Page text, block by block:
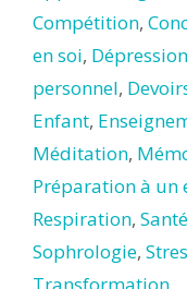
Compétition,
en soi, Dépression
personnel,
Enfant,
Méditation,
Préparation à un
Respiration,
Sophrologie,